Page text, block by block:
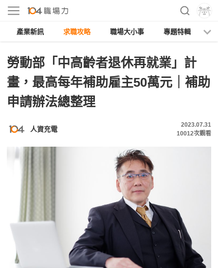
產業新訊 求職攻略 職場大小事 專題特輯
勞動部「中高齡者退休再就業」計
畫，最高每年補助雇主50萬元｜補助
申請辦法總整理
人資充電
2023.07.31
10012次觀看